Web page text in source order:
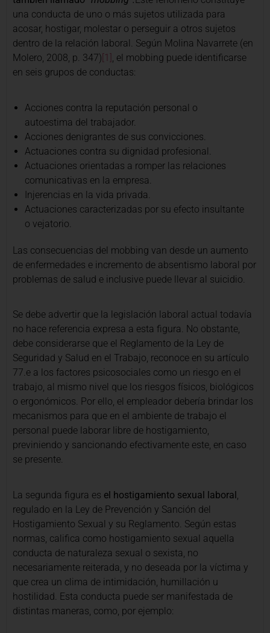
una conducta de uno o más sujetos utilizada para
acosar, hostigar, molestar o perseguir a otros sujetos
dentro de la relación laboral. Según Molina Navarrete (en
Molero, 2008, p. 347) [1] , el mobbing puede identificarse
en seis grupos de conductas:
Acciones contra la reputación personal o
autoestima del trabajador.
Acciones denigrantes de sus convicciones.
Actuaciones contra su dignidad profesional.
Actuaciones orientadas a romper las relaciones
comunicativas en la empresa.
Injerencias en la vida privada.
Actuaciones caracterizadas por su efecto insultante
o vejatorio.
Las consecuencias del mobbing van desde un aumento
de enfermedades e incremento de absentismo laboral por
problemas de salud e inclusive puede llevar al suicidio.
Se debe advertir que la legislación laboral actual todavía
no hace referencia expresa a esta figura. No obstante,
debe considerarse que el Reglamento de la Ley de
Seguridad y Salud en el Trabajo, reconoce en su artículo
77.e a los factores psicosociales como un riesgo en el
trabajo, al mismo nivel que los riesgos físicos, biológicos
o ergonómicos. Por ello, el empleador debería brindar los
mecanismos para que en el ambiente de trabajo el
personal puede laborar libre de hostigamiento,
previniendo y sancionando efectivamente este, en caso
se presente.
La segunda figura es el hostigamiento sexual laboral
regulado en la Ley de Prevención y Sanción del
Hostigamiento Sexual y su Reglamento. Según estas
normas, califica como hostigamiento sexual aquella
conducta de naturaleza sexual o sexista, no
necesariamente reiterada, y no deseada por la víctima y
que crea un clima de intimidación, humillación u
hostilidad. Esta conducta puede ser manifestada de
distintas maneras, como, por ejemplo: